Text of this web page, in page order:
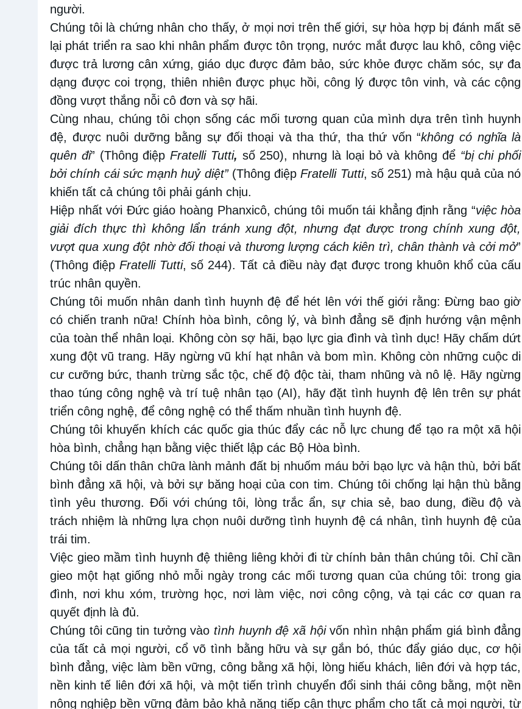
người.
Chúng tôi là chứng nhân cho thấy, ở mọi nơi trên thế giới, sự hòa hợp bị đánh mất sẽ
lại phát triển ra saokhi nhân phẩm được tôn trọng, nước mắt được lau khô, công việc
được trả lương cân xứng, giáo dục được đảm bảo, sức khỏe được chăm sóc, sự đa
dạng được coi trọng, thiên nhiên được phục hồi, công lý được tôn vinh, và các cộng
đồng vượt thắng nỗi cô đơn và sợ hãi.
Cùng nhau, chúng tôi chọn sống các mối tương quan của mình dựa trên tình huynh
đệ, được nuôi dưỡng bằng sự đối thoại và tha thứ, tha thứ vốn “không có nghĩa là
quên đi” (Thông điệp Fratelli Tutti, số 250), nhưng là loại bỏ và không để “bị chi phối
bởi chính cái sức mạnh huỷ diệt”(Thông điệp Fratelli Tutti, số 251) mà hậu quả của nó
khiến tất cả chúng tôi phải gánh chịu.
Hiệp nhất với Đức giáo hoàng Phanxicô, chúng tôi muốn tái khẳng định rằng “việc hòa
giải đích thực thì không lẩn tránh xung đột, nhưng đạt được trong chính xung đột,
vượt qua xung đột nhờ đối thoại và thương lượng cách kiên trì, chân thành và cởi mở”
(Thông điệp Fratelli Tutti, số 244). Tất cả điều này đạt được trong khuôn khổ của cấu
trúc nhân quyền.
Chúng tôi muốn nhân danh tình huynh đệ để hét lên với thế giới rằng: Đừng bao giờ
có chiến tranh nữa! Chính hòa bình, công lý, và bình đẳng sẽ định hướng vận mệnh
của toàn thể nhân loại. Không còn sợ hãi, bạo lực gia đình và tình dục! Hãy chấm dứt
xung đột vũ trang. Hãy ngừng vũ khí hạt nhân và bom mìn. Không còn những cuộc di
cư cưỡng bức, thanh trừng sắc tộc, chế độ độc tài, tham nhũng và nô lệ. Hãy ngừng
thao túng công nghệ và trí tuệ nhân tạo (AI), hãy đặt tình huynh đệ lên trên sự phát
triển công nghệ, để công nghệ có thể thấm nhuần tình huynh đệ.
Chúng tôi khuyến khích các quốc gia thúc đẩy các nỗ lực chung để tạo ra một xã hội
hòa bình, chẳng hạn bằng việc thiết lập các Bộ Hòa bình.
Chúng tôi dấn thân chữa lành mảnh đất bị nhuốm máu bởi bạo lực và hận thù, bởi bất
bình đẳng xã hội, và bởi sự băng hoại của con tim. Chúng tôi chống lại hận thù bằng
tình yêu thương. Đối với chúng tôi, lòng trắc ẩn, sự chia sẻ, baodung, điều độ và
trách nhiệm là những lựa chọn nuôi dưỡng tình huynh đệ cá nhân, tình huynh đệ của
trái tim.
Việc gieo mầm tình huynh đệ thiêng liêng khởi đi từ chính bản thân chúng tôi. Chỉ cần
gieo một hạt giống nhỏ mỗi ngày trong các mối tương quan của chúng tôi: trong gia
đình, nơi khu xóm, trường học, nơi làm việc, nơi công cộng, và tại các cơ quan ra
quyết định là đủ.
Chúng tôi cũng tin tưởng vào tình huynh đệ xã hộivốn nhìn nhận phẩm giá bình đẳng
của tất cả mọi người, cổ võ tình bằng hữu và sự gắn bó, thúc đẩy giáo dục, cơ hội
bình đẳng, việc làm bền vững, công bằng xã hội, lòng hiếu khách, liên đới và hợp tác,
nền kinh tế liên đới xã hội, và một tiến trình chuyển đổi sinh thái công bằng, một nền
nông nghiệp bền vững đảm bảo khả năng tiếp cận thực phẩm cho tất cả mọi người, từ